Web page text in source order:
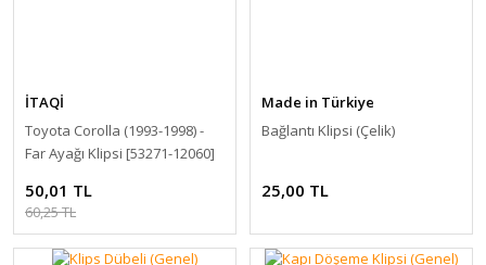
İTAQİ
Toyota Corolla (1993-1998) -
Far Ayağı Klipsi [53271-12060]
50,01 TL
60,25 TL
Made in Türkiye
Bağlantı Klipsi (Çelik)
25,00 TL